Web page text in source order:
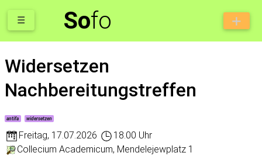
Sofo
☰
Widersetzen
Nachbereitungstreffen
antifa widersetzen
Freitag, 17.07.2026
18.00 Uhr
Collecium Academicum, Mendelejewplatz 1